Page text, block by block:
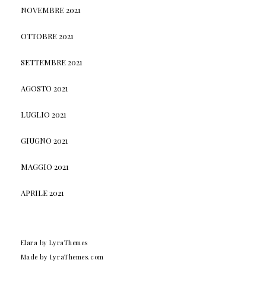
NOVEMBRE 2021
OTTOBRE 2021
SETTEMBRE 2021
AGOSTO 2021
LUGLIO 2021
GIUGNO 2021
MAGGIO 2021
APRILE 2021
Elara by LyraThemes
Made by LyraThemes.com